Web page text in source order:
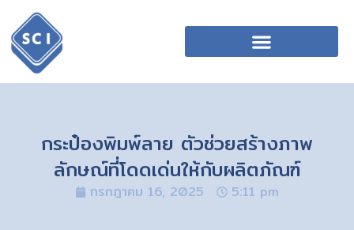
กระป๋องพิมพ์ลาย ตัวช่วยสร้างภาพ
ลักษณ์ที่โดดเด่นให้กับผลิตภัณฑ์
กรกฎาคม 16, 2025 5:11 pm